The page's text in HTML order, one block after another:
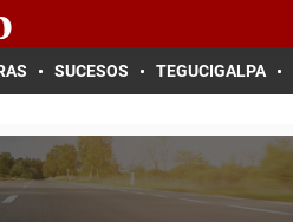
SUCESOS TEGUCIGALPA